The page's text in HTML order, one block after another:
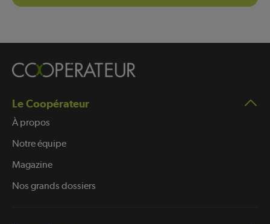
Le Coopérateur
À propos
Notre équipe
Magazine
Nos grands dossiers